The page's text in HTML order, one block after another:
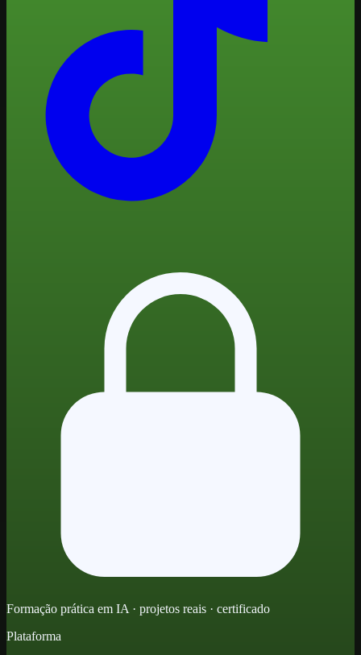
Formação prática em IA · projetos reais · certificado
Plataforma